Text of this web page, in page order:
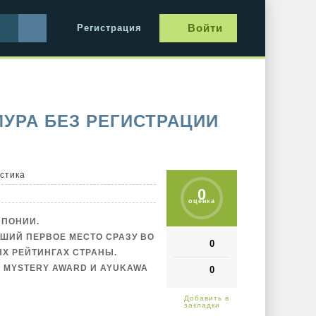
Регистрация Войти
БЕЗ РЕГИСТРАЦИИ
0
оценка
0
0
ПЕРВОЕ МЕСТО СРАЗУ ВО
РЕЙТИНГАХ СТРАНЫ.
AWARD И AYUKAWA